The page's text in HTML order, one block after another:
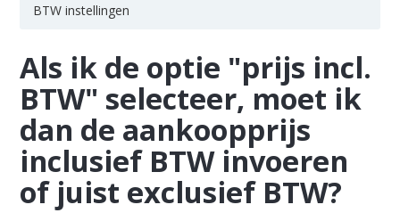
BTW instellingen
Als ik de optie "prijs incl.
BTW" selecteer, moet ik
dan de aankoopprijs
inclusief BTW invoeren
of juist exclusief BTW?